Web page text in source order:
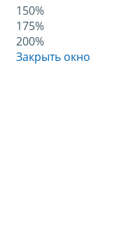
150%
175%
200%
Закрыть окно